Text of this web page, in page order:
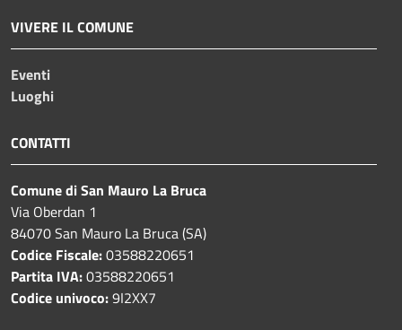
VIVERE IL COMUNE
Eventi
Luoghi
CONTATTI
Comune di San Mauro La Bruca
Via Oberdan 1
84070 San Mauro La Bruca (SA)
Codice Fiscale:03588220651
Partita IVA:03588220651
Codice univoco:9I2XX7